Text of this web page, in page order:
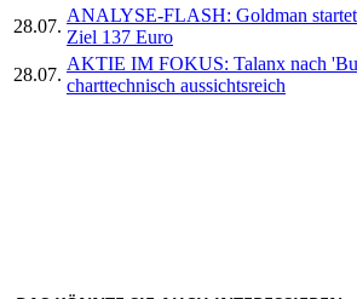
28.07.
ANALYSE-FLASH: Goldman
Ziel 137 Euro
28.07.
AKTIE IM FOKUS: Talanx nach
charttechnisch aussichtsreich